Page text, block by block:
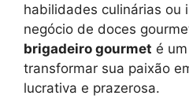
habilidades culinárias ou
negócio de doces
brigadeiro gourmet é
transformar sua paixão
lucrativa e prazerosa.